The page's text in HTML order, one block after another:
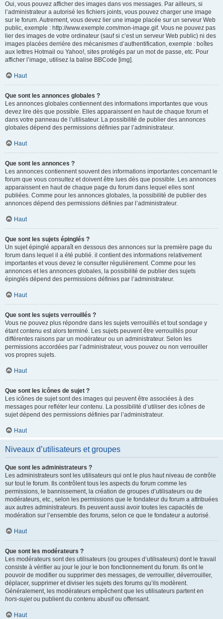
Oui, vous pouvez afficher des images dans vos messages. Par ailleurs, si
l’administrateur a autorisé les fichiers joints, vous pouvez charger une image
sur le forum. Autrement, vous devez lier une image placée sur un serveur Web
public, exemple : http://www.exemple.com/mon-image.gif. Vous ne pouvez pas
lier des images de votre ordinateur (sauf si c’est un serveur Web public) ni des
images placées derrière des mécanismes d’authentification, exemple : boîtes
aux lettres Hotmail ou Yahoo!, sites protégés par un mot de passe, etc. Pour
afficher l’image, utilisez la balise BBCode [img].
Haut
Que sont les annonces globales ?
Les annonces globales contiennent des informations importantes que vous
devez lire dès que possible. Elles apparaissent en haut de chaque forum et
dans votre panneau de l’utilisateur. La possibilité de publier des annonces
globales dépend des permissions définies par l’administrateur.
Haut
Que sont les annonces ?
Les annonces contiennent souvent des informations importantes concernant le
forum que vous consultez et doivent être lues dès que possible. Les annonces
apparaissent en haut de chaque page du forum dans lequel elles sont
publiées. Comme pour les annonces globales, la possibilité de publier des
annonces dépend des permissions définies par l’administrateur.
Haut
Que sont les sujets épinglés ?
Un sujet épinglé apparaît en dessous des annonces sur la première page du
forum dans lequel il a été publié. il contient des informations relativement
importantes et vous devez le consulter régulièrement. Comme pour les
annonces et les annonces globales, la possibilité de publier des sujets
épinglés dépend des permissions définies par l’administrateur.
Haut
Que sont les sujets verrouillés ?
Vous ne pouvez plus répondre dans les sujets verrouillés et tout sondage y
étant contenu est alors terminé. Les sujets peuvent être verrouillés pour
différentes raisons par un modérateur ou un administrateur. Selon les
permissions accordées par l’administrateur, vous pouvez ou non verrouiller
vos propres sujets.
Haut
Que sont les icônes de sujet ?
Les icônes de sujet sont des images qui peuvent être associées à des
messages pour refléter leur contenu. La possibilité d’utiliser des icônes de
sujet dépend des permissions définies par l’administrateur.
Haut
Niveaux d’utilisateurs et groupes
Que sont les administrateurs ?
Les administrateurs sont les utilisateurs qui ont le plus haut niveau de contrôle
sur tout le forum. Ils contrôlent tous les aspects du forum comme les
permissions, le bannissement, la création de groupes d’utilisateurs ou de
modérateurs, etc., selon les permissions que le fondateur du forum a attribuées
aux autres administrateurs. Ils peuvent aussi avoir toutes les capacités de
modération sur l’ensemble des forums, selon ce que le fondateur a autorisé.
Haut
Que sont les modérateurs ?
Les modérateurs sont des utilisateurs (ou groupes d’utilisateurs) dont le travail
consiste à vérifier au jour le jour le bon fonctionnement du forum. Ils ont le
pouvoir de modifier ou supprimer des messages, de verrouiller, déverrouiller,
déplacer, supprimer et diviser les sujets des forums qu’ils modèrent.
Généralement, les modérateurs empêchent que les utilisateurs partent en
hors-sujetou publient du contenu abusif ou offensant.
Haut